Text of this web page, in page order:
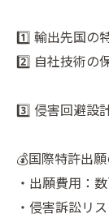
1️⃣ 輸出先国の
2️⃣ 自社技術の
3️⃣ 侵害回避設
💰国際特許出
・出願費用：
・侵害訴訟リ